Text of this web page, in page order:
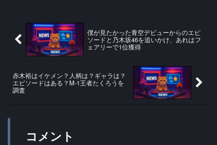
僕が見たかった青空デビューからのエピ
ソードと乃木坂46を追いかけ、あれはフ
ェアリーで1位獲得
赤木裕はイケメン？人柄は？ギャラは？
エピソードはある？M-1王者たくろうを
調査
コメント